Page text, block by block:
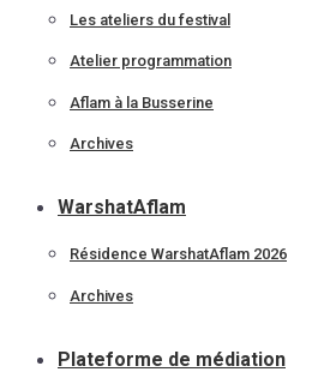
Les ateliers du festival
Atelier programmation
Aflam à la Busserine
Archives
WarshatAflam
Résidence WarshatAflam 2026
Archives
Plateforme de médiation